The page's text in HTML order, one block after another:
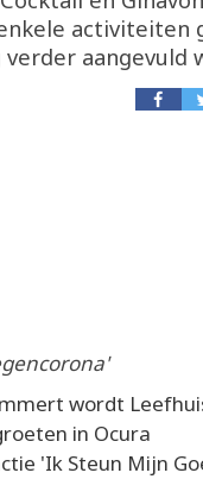
activiteiten
aangevuld
wordt
in Ocura
'Ik Steun Mijn